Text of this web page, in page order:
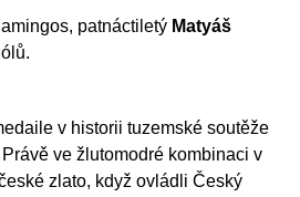
patnáctiletý Matyáš
v historii tuzemské soutěže
ve žlutomodré kombinaci v
zlato, když ovládli Český